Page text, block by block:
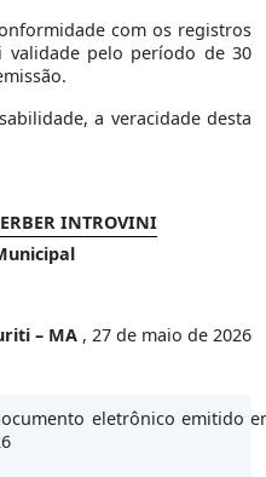
com os registros
pelo período de 30
a veracidade desta
INTROVINI
– MA , 27 de maio de 2026
eletrônico emitido